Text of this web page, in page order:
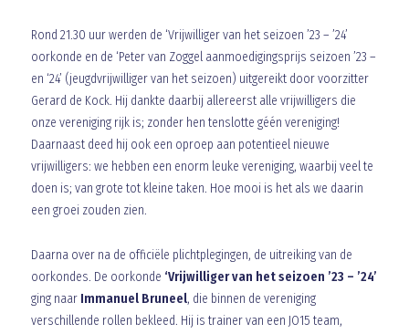
Rond 21.30 uur werden de ‘Vrijwilliger van het seizoen ’23 – ’24’
oorkonde en de ‘Peter van Zoggel aanmoedigingsprijs seizoen ’23 –
en ‘24’ (jeugdvrijwilliger van het seizoen) uitgereikt door voorzitter
Gerard de Kock. Hij dankte daarbij allereerst alle vrijwilligers die
onze vereniging rijk is; zonder hen tenslotte géén vereniging!
Daarnaast deed hij ook een oproep aan potentieel nieuwe
vrijwilligers: we hebben een enorm leuke vereniging, waarbij veel te
doen is; van grote tot kleine taken. Hoe mooi is het als we daarin
een groei zouden zien.
Daarna over na de officiële plichtplegingen, de uitreiking van de
oorkondes. De oorkonde ‘Vrijwilliger van het seizoen ’23 – ’24’
ging naar Immanuel Bruneel, die binnen de vereniging
verschillende rollen bekleed. Hij is trainer van een JO15 team,